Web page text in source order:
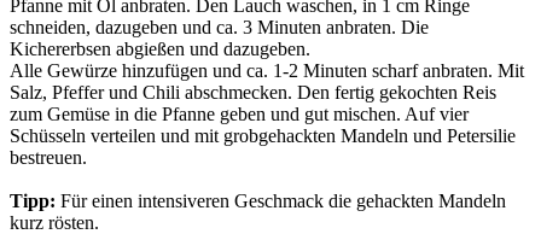
Pfanne mit Öl anbraten. Den Lauch waschen, in 1 cm Ringe
schneiden, dazugeben und ca. 3 Minuten anbraten. Die
Kichererbsen abgießen und dazugeben.
Alle Gewürze hinzufügen und ca. 1-2 Minuten scharf anbraten. Mit
Salz, Pfeffer und Chili abschmecken. Den fertig gekochten Reis
zum Gemüse in die Pfanne geben und gut mischen. Auf vier
Schüsseln verteilen und mit grobgehackten Mandeln und Petersilie
bestreuen.
Tipp: Für einen intensiveren Geschmack die gehackten Mandeln
kurz rösten.